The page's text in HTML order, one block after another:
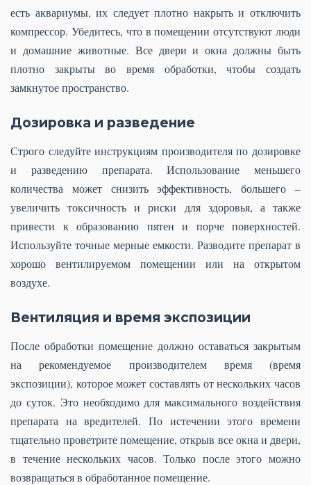
есть аквариумы, их следует плотно накрыть и отключить
компрессор. Убедитесь, что в помещении отсутствуют люди
и домашние животные. Все двери и окна должны быть
плотно закрыты во время обработки, чтобы создать
замкнутое пространство.
Дозировка и разведение
Строго следуйте инструкциям производителя по дозировке
и разведению препарата. Использование меньшего
количества может снизить эффективность, большего –
увеличить токсичность и риски для здоровья, а также
привести к образованию пятен и порче поверхностей.
Используйте точные мерные емкости. Разводите препарат в
хорошо вентилируемом помещении или на открытом
воздухе.
Вентиляция и время экспозиции
После обработки помещение должно оставаться закрытым
на рекомендуемое производителем время (время
экспозиции), которое может составлять от нескольких часов
до суток. Это необходимо для максимального воздействия
препарата на вредителей. По истечении этого времени
тщательно проветрите помещение, открыв все окна и двери,
в течение нескольких часов. Только после этого можно
возвращаться в обработанное помещение.